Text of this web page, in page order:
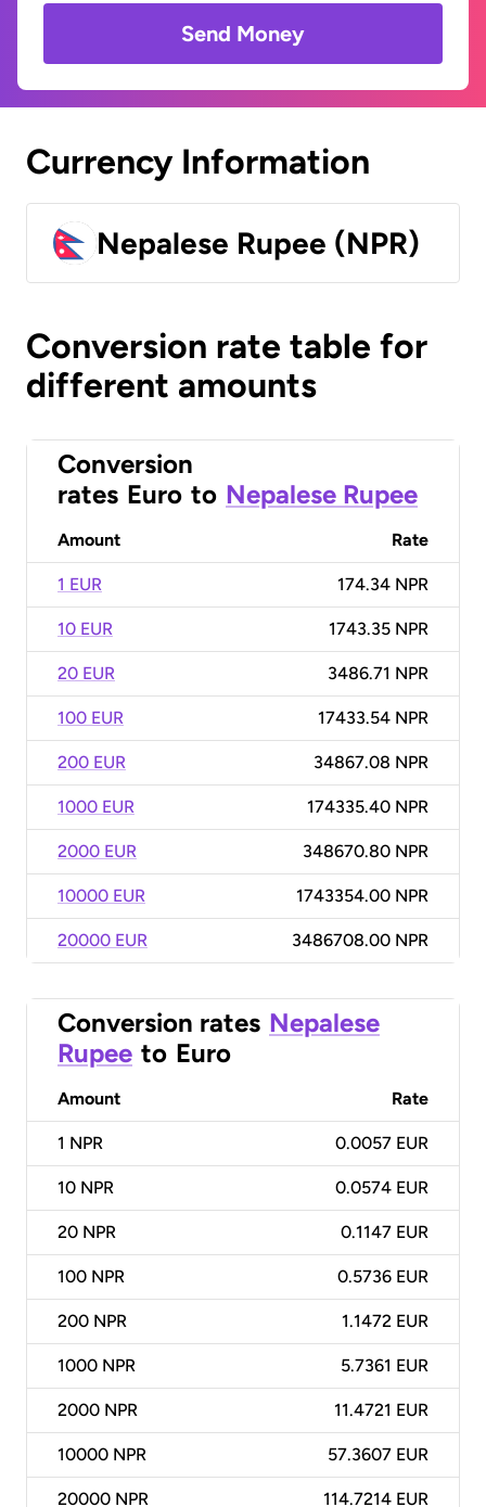
Send Money
Currency Information
Nepalese Rupee (NPR)
Conversion rate table for
different amounts
Conversion
rates Euro to Nepalese Rupee
Amount Rate
1 EUR 174.34 NPR
10 EUR 1743.35 NPR
20 EUR 3486.71 NPR
100 EUR 17433.54 NPR
200 EUR 34867.08 NPR
1000 EUR 174335.40 NPR
2000 EUR 348670.80 NPR
10000 EUR 1743354.00 NPR
20000 EUR 3486708.00 NPR
Conversion rates Nepalese
Rupee to Euro
Amount Rate
1 NPR 0.0057 EUR
10 NPR 0.0574 EUR
20 NPR 0.1147 EUR
100 NPR 0.5736 EUR
200 NPR 1.1472 EUR
1000 NPR 5.7361 EUR
2000 NPR 11.4721 EUR
10000 NPR 57.3607 EUR
20000 NPR 114.7214 EUR